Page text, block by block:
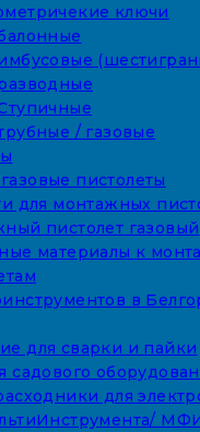
ключи
/ газовые
пистолеты
для монтажных
пистолет газовый
материалы к
в
для сварки и пайки
садового
для